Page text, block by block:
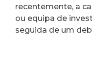
recentemente, a
ou equipa de
seguida de um